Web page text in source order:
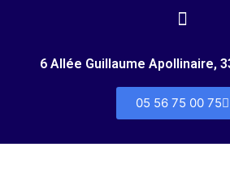
6 Allée Guillaume Apollinaire,
05 56 75 00 75